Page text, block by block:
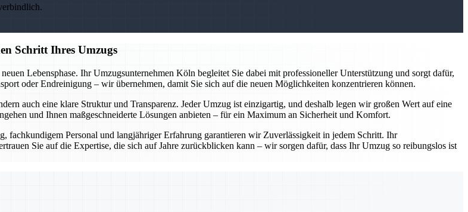
Schritt Ihres Umzugs
Lebensphase. Ihr Umzugsunternehmen Köln begleitet Sie dabei mit professioneller Unterstützung und sorgt dafür,
oder Endreinigung – wir übernehmen, damit Sie sich auf die neuen Möglichkeiten konzentrieren können.
auch eine klare Struktur und Transparenz. Jeder Umzug ist einzigartig, und deshalb legen wir großen Wert auf eine
und Ihnen maßgeschneiderte Lösungen anbieten – für ein Maximum an Sicherheit und Komfort.
fachkundigem Personal und langjähriger Erfahrung garantieren wir Zuverlässigkeit in jedem Schritt. Ihr
Sie auf die Expertise, die sich auf Jahre zurückblicken kann – wir sorgen dafür, dass Ihr Umzug so reibungslos ist